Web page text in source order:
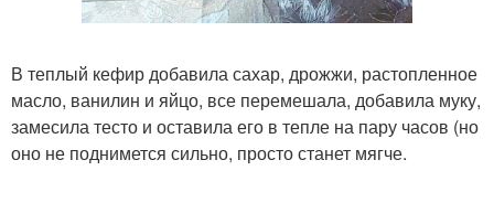
В теплый кефир добавила сахар, дрожжи, растопленное
масло, ванилин и яйцо, все перемешала, добавила муку,
замесила тесто и оставила его в тепле на пару часов (но
оно не поднимется сильно, просто станет мягче.